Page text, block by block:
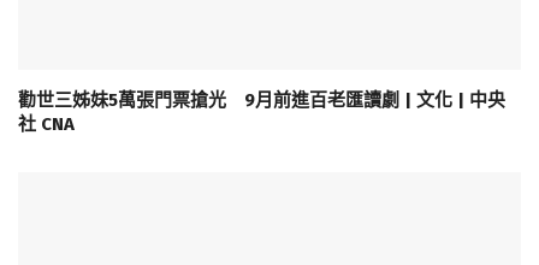
勸世三姊妹5萬張門票搶光 9月前進百老匯讀劇 | 文化 | 中央
社 CNA